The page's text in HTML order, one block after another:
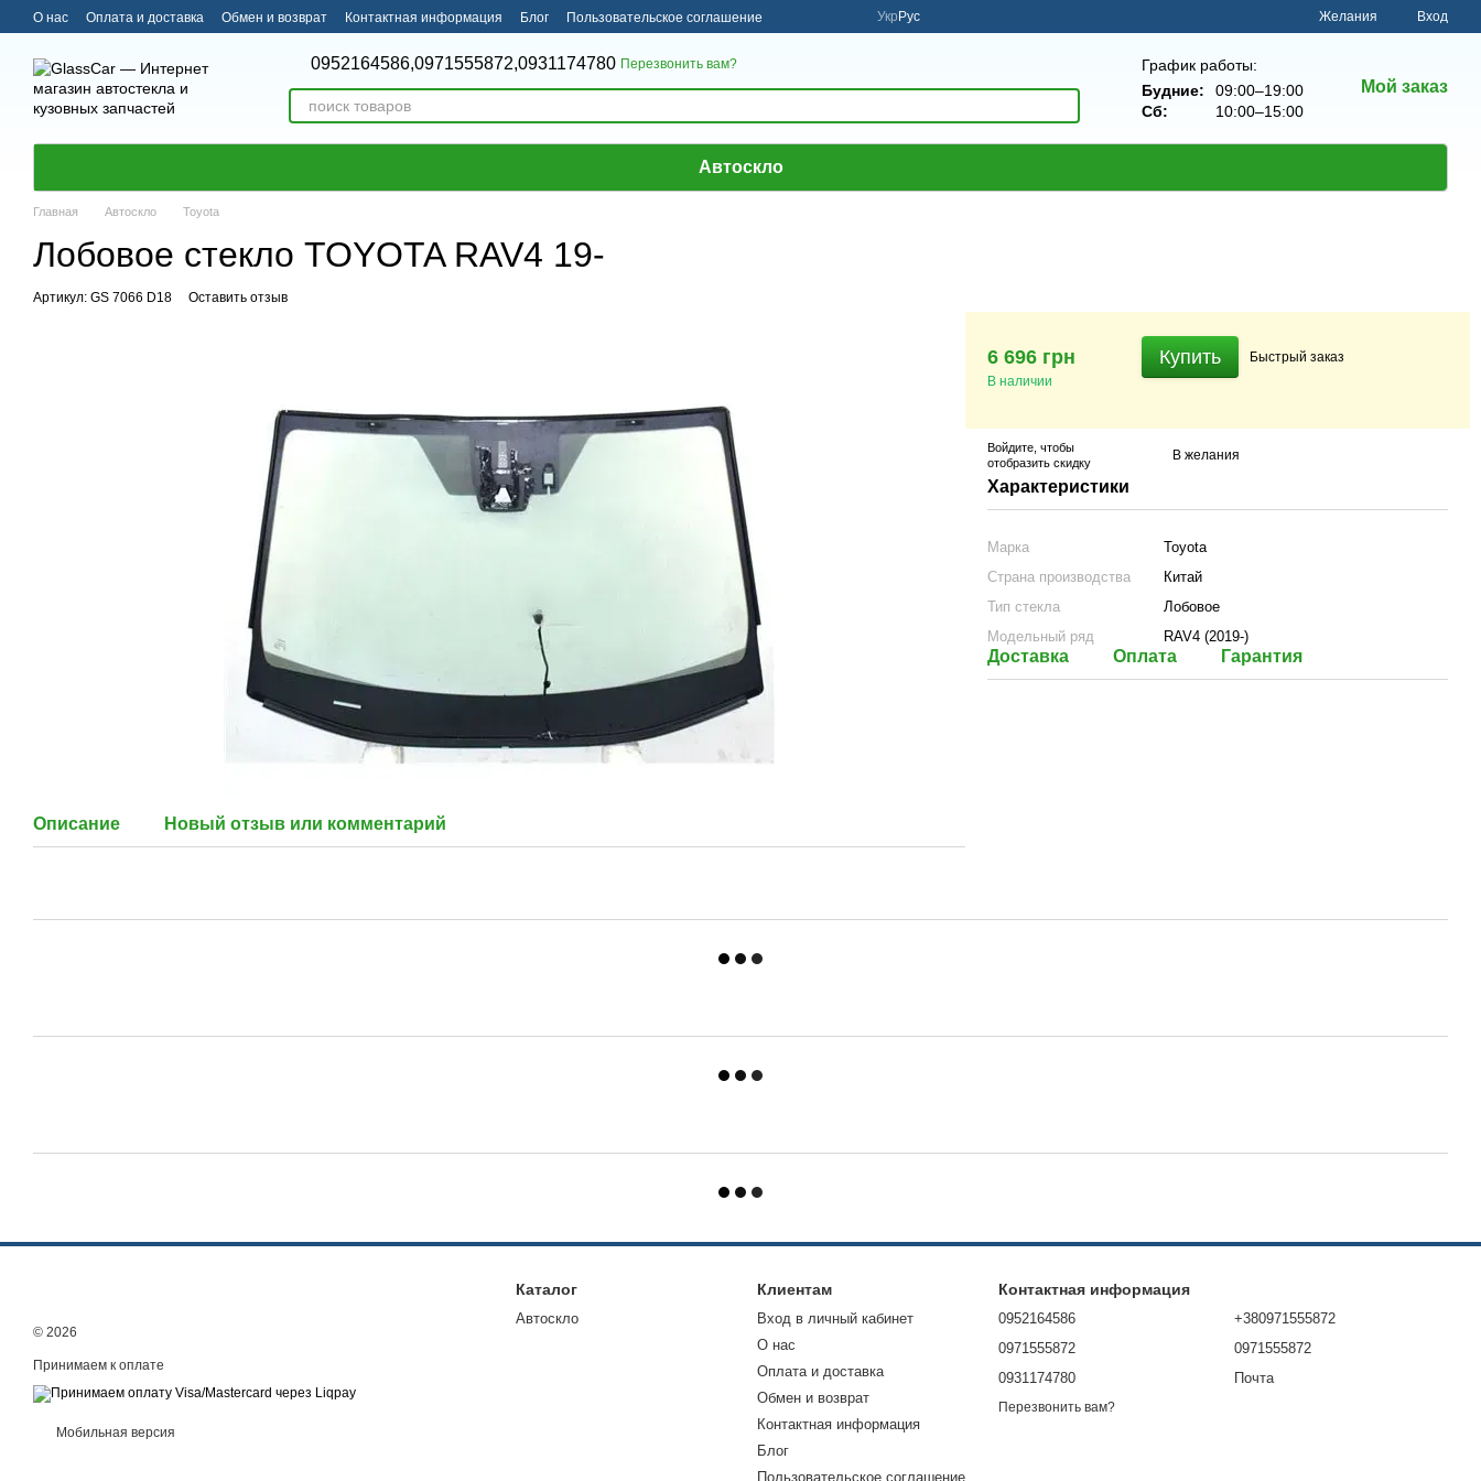
Перейти к основному контенту
О нас Оплата и доставка Обмен и возврат Контактная информация Блог Пользовательское соглашение Укр Рус Желания Вход
0952164586,0971555872,0931174780 Перезвонить вам?
График работы:
Будние:
09:00–19:00
Сб:
10:00–15:00
Мой заказ
Автоскло
Главная Автоскло Toyota
Лобовое стекло TOYOTA RAV4 19-
Артикул: GS 7066 D18 Оставить отзыв
Описание Новый отзыв или комментарий
6 696 грн
В наличии
Купить Быстрый заказ
Войдите , чтобы
отобразить скидку
В желания
Характеристики
Марка
Toyota
Страна производства
Китай
Тип стекла
Лобовое
Модельный ряд
RAV4 (2019-)
Доставка Оплата Гарантия
© 2026
Принимаем к оплате
Мобильная версия
Каталог
Автоскло
Клиентам
Вход в личный кабинет
О нас
Оплата и доставка
Обмен и возврат
Контактная информация
Блог
Пользовательское соглашение
Контактная информация
0952164586
0971555872
0931174780
Перезвонить вам?
+380971555872
0971555872
Почта